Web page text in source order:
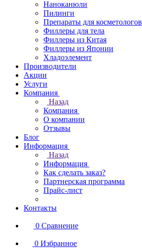
Наноканюли
Пилинги
Препараты для косметологов
Филлеры для тела
Филлеры из Китая
Филлеры из Японии
Хладоэлемент
Производители
Акции
Услуги
Компания
Назад
Компания
О компании
Отзывы
Блог
Информация
Назад
Информация
Как сделать заказ?
Партнерская программа
Прайс-лист
Контакты
0 Сравнение
0 Избранное